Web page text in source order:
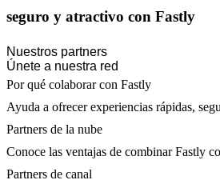
seguro y atractivo con Fastly
Nuestros partners
Únete a nuestra red
Por qué colaborar con Fastly
Ayuda a ofrecer experiencias rápidas,
Partners de la nube
Conoce las ventajas de combinar Fastly
Partners de canal